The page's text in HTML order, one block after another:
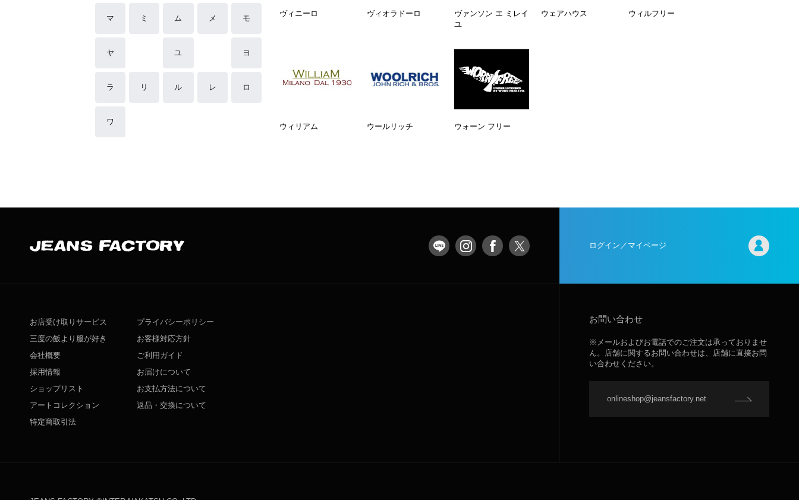
マ ミ ム メ モ
ヤ ユ ヨ
ラ リ ル レ ロ
ワ
ヴィニーロ ヴィオラドーロ
ヴァンソン エ ミレイ
ユ
ウェアハウス ウィルフリー
ウィリアム ウールリッチ ウォーン フリー
ログイン／マイページ
お店受け取りサービス
三度の飯より服が好き
会社概要
採用情報
ショップリスト
アートコレクション
特定商取引法
プライバシーポリシー
お客様対応方針
ご利用ガイド
お届けについて
お支払方法について
返品・交換について
お問い合わせ
※メールおよびお電話でのご注文は承っておりませ
ん。店舗に関するお問い合わせは、店舗に直接お問
い合わせください。
onlineshop@jeansfactory.net